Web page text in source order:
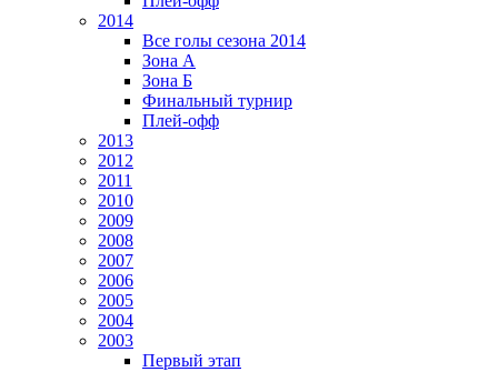
2014
Все голы сезона 2014
Зона А
Зона Б
Финальный турнир
Плей-офф
2013
2012
2011
2010
2009
2008
2007
2006
2005
2004
2003
Первый этап